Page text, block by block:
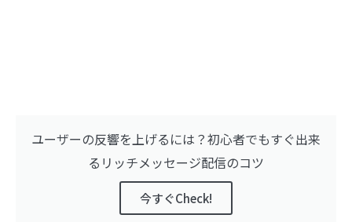
ユーザーの反響を上げるには？初心者でもすぐ出来
るリッチメッセージ配信のコツ
今すぐCheck!